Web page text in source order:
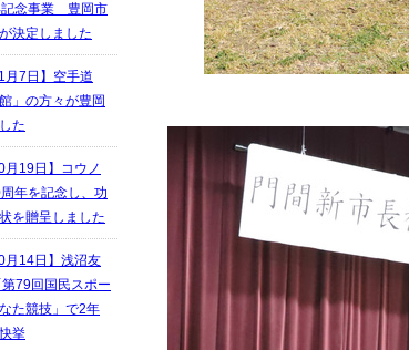
記念事業 豊岡市
決定しました
月7日】空手道
」の方々が豊岡
た
月19日】コウノ
年を記念し、功
を贈呈しました
月14日】浅沼友
79回国民スポー
た競技」で2年
挙